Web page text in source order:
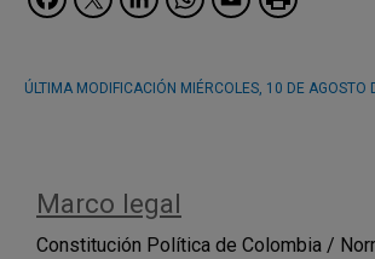
ÚLTIMA MODIFICACIÓN MIÉRCOLES, 10 DE AGOSTO
Marco legal
Constitución Política de Colombia /